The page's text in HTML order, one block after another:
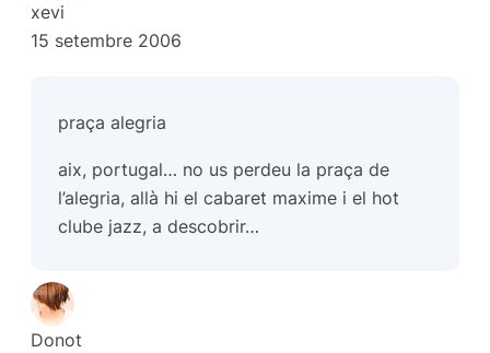
xevi
15 setembre 2006
praça alegria
aix, portugal… no us perdeu la praça de
l’alegria, allà hi el cabaret maxime i el hot
clube jazz, a descobrir…
Donot